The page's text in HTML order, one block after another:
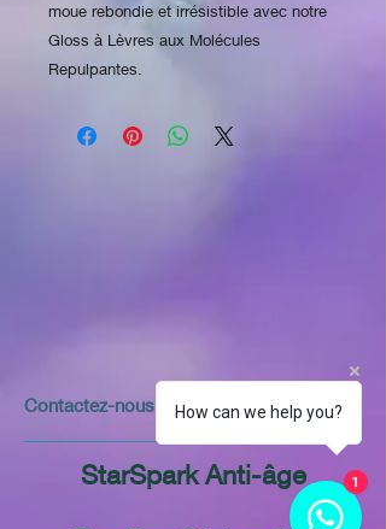
moue rebondie et irrésistible avec notre
Gloss à Lèvres aux Molécules
Repulpantes.
​​​Contactez-nous
StarSpark Anti-âge
How can we help you?
1